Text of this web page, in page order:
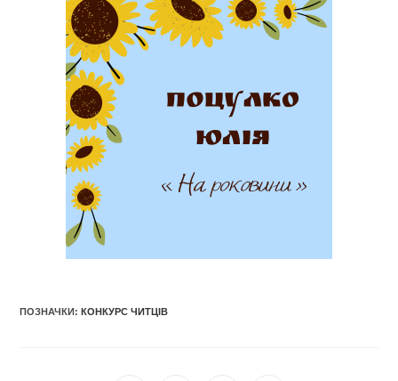
ПОЗНАЧКИ:КОНКУРС ЧИТЦІВ